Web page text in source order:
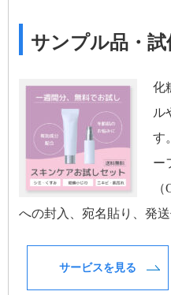
サンプル品・試
化
ル
す
ー
への封入、宛名貼り、発
サービスを見る